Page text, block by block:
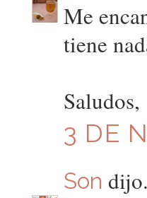
Me
tiene
Saludos,
3 DE
Son